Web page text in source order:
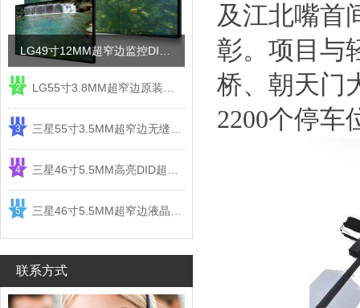
2
3
4
5
联系方式
及江北嘴
彰。项目与
桥、朝天门
2200个停车